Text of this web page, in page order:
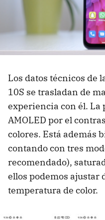
Los datos técnicos de
10S se trasladan de
experiencia con él. La
AMOLED por el
colores. Está además
contando con tres
recomendado),
ellos podemos ajustar
temperatura de color.